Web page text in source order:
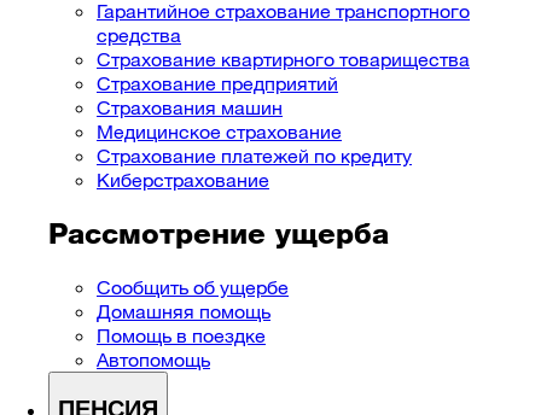
Гарантийное страхование транспортного
средства
Страхование квартирного товарищества
Страхование предприятий
Cтрахования машин
Медицинское страхование
Страхование платежей по кредиту
Киберстрахование
Рассмотрение ущерба
Сообщить об ущербе
Домашняя помощь
Помощь в поездке
Автопомощь
ПЕНСИЯ